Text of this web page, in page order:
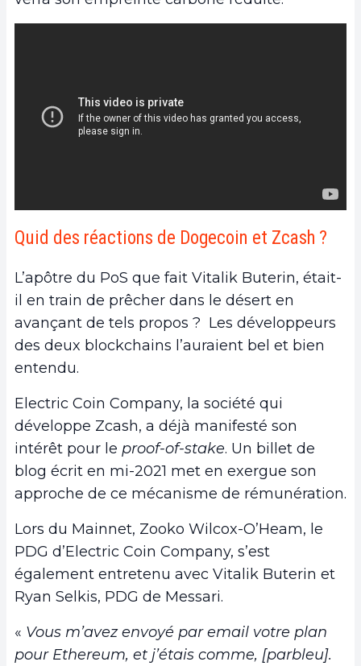
Quid des réactions de Dogecoin et Zcash ?
L’apôtre du PoS que fait Vitalik Buterin, était-
il en train de prêcher dans le désert en
avançant de tels propos ? Les développeurs
des deux blockchains l’auraient bel et bien
entendu.
Electric Coin Company, la société qui
développe Zcash, a déjà manifesté son
intérêt pour le proof-of-stake. Un billet de
blog écrit en mi-2021 met en exergue son
approche de ce mécanisme de rémunération.
Lors du Mainnet, Zooko Wilcox-O’Heam, le
PDG d’Electric Coin Company, s’est
également entretenu avec Vitalik Buterin et
Ryan Selkis, PDG de Messari.
« Vous m’avez envoyé par email votre plan
pour Ethereum, et j’étais comme, [parbleu].